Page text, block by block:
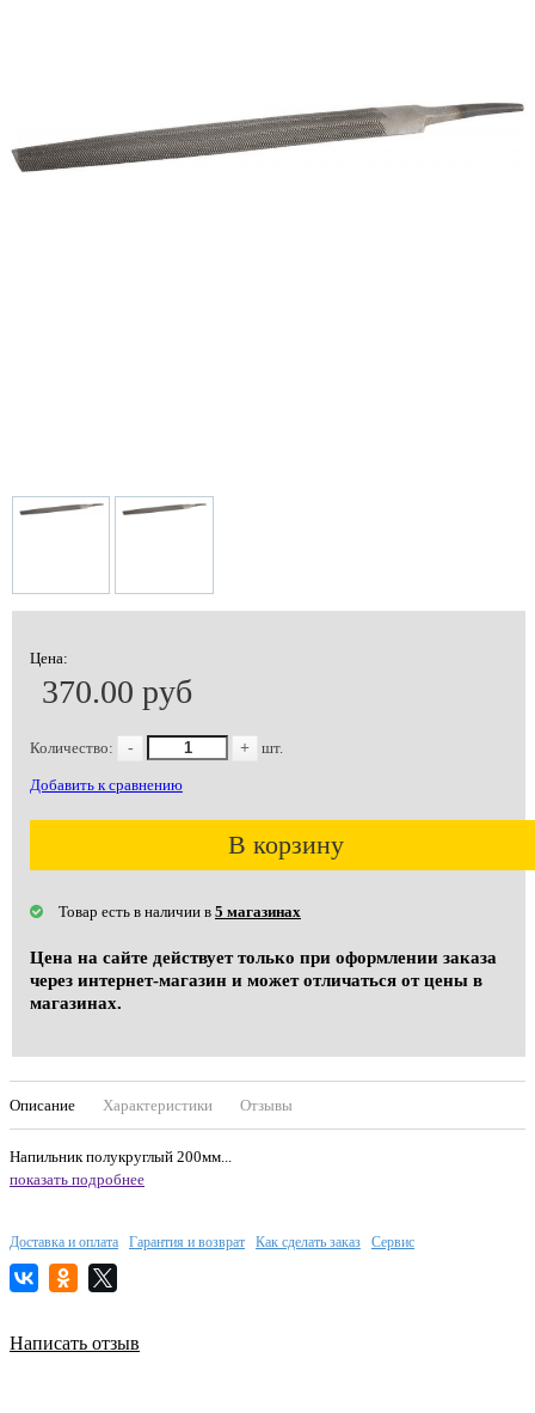
Цена:
370.00 руб
Количество: - + шт.
Добавить к сравнению
В корзину
Товар есть в наличии в 5 магазинах
Цена на сайте действует только при оформлении заказа
через интернет-магазин и может отличаться от цены в
магазинах.
Описание Характеристики Отзывы
Напильник полукруглый 200мм...
показать подробнее
Доставка и оплата Гарантия и возврат Как сделать заказ Сервис
Написать отзыв